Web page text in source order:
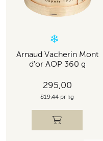
Arnaud Vacherin Mont
d'or AOP 360 g
295,00
819,44 pr kg